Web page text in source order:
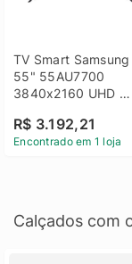
TV Smart Samsung
55" 55AU7700
3840x2160 UHD
Bluetooth
R$ 3.192,21
Encontrado em 1 loja
Calçados com